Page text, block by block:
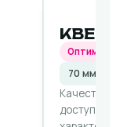
KBE
70 мм
Качество